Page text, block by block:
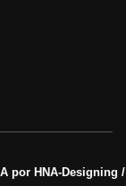
por HNA-Designing /